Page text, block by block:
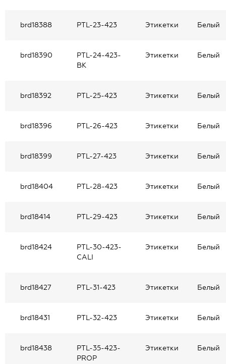
brd18388 PTL-23-423 Этикетки Белый
brd18390
PTL-24-423-
BK
Этикетки Белый
brd18392 PTL-25-423 Этикетки Белый
brd18396 PTL-26-423 Этикетки Белый
brd18399 PTL-27-423 Этикетки Белый
brd18404 PTL-28-423 Этикетки Белый
brd18414 PTL-29-423 Этикетки Белый
brd18424
PTL-30-423-
CALI
Этикетки Белый
brd18427 PTL-31-423 Этикетки Белый
brd18431 PTL-32-423 Этикетки Белый
brd18438
PTL-35-423-
PROP
Этикетки Белый